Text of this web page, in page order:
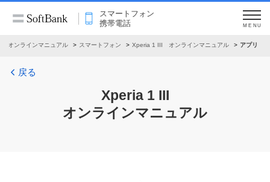
スマートフォン
携帯電話
MENU
オンラインマニュアル スマートフォン Xperia 1 III オンラインマニュアル アプリ
戻る
Xperia 1 III
オンラインマニュアル